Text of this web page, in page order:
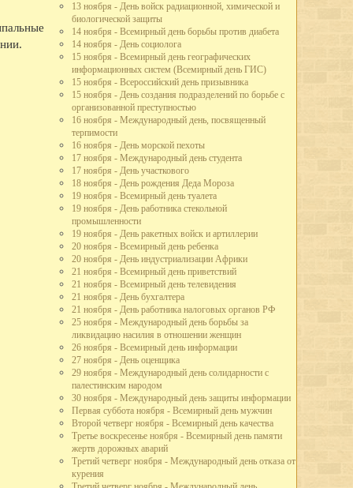
творчества, Союз советских композиторов и Вологодское
частушечников. В Вологду съехались исполнители частушек
и Вологодской областей. В работе семинара
большой знаток частушек поэт В.Ф. Боков, хореограф А.И.
Вологодского драматического театра в Коми АССР.
Северной железной дороги.
плотины через реку Вологду (река перекрыта 30 октября).
объединения Снежинка.
начались работы по реставрации иконостаса XVIII века.
республики.
теплица площадью 30 тыс. м2.
схвачен новгородский боярин Василий Данилович и его люди за
на Новгород.
Устюга к Москве через Вологду. Был разбит у с. Скорятина
Яжелбицкому мирному договору Вологда, Бежецкий Верх и Волок
великого княжества и становятся его верным оплотом на Севере.
царства прислал казанского царя Алегама с некоторыми членами
вдоль речки Золотухи.
обнесен каменной стеной в 7,5 м высоты и в 2 м толщины,
круглыми башнями по углам и пятой четырехугольной
кровлей, а в стенах проделаны бойницы для отражения
мастерами - Дмитрием Плехановым с 30 товарищами.
до 1744 года.
Предтечи в Рощенье.
13 ноября - День войск радиационной, химической и
биологической защиты
14 ноября - Всемирный день борьбы против диабета
14 ноября - День социолога
15 ноября - Всемирный день географических
информационных систем (Всемирный день ГИС)
15 ноября - Всероссийский день призывника
15 ноября - День создания подразделений по борьбе с
организованной преступностью
16 ноября - Международный день, посвященный
терпимости
16 ноября - День морской пехоты
17 ноября - Международный день студента
17 ноября - День участкового
18 ноября - День рождения Деда Мороза
19 ноября - Всемирный день туалета
19 ноября - День работника стекольной
промышленности
19 ноября - День ракетных войск и артиллерии
20 ноября - Всемирный день ребенка
20 ноября - День индустриализации Африки
21 ноября - Всемирный день приветствий
21 ноября - Всемирный день телевидения
21 ноября - День бухгалтера
21 ноября - День работника налоговых органов РФ
25 ноября - Международный день борьбы за
ликвидацию насилия в отношении женщин
26 ноября - Всемирный день информации
27 ноября - День оценщика
29 ноября - Международный день солидарности с
палестинским народом
30 ноября - Международный день защиты информации
Первая суббота ноября - Всемирный день мужчин
Второй четверг ноября - Всемирный день качества
Третье воскресенье ноября - Всемирный день памяти
жертв дорожных аварий
Третий четверг ноября - Международный день отказа от
курения